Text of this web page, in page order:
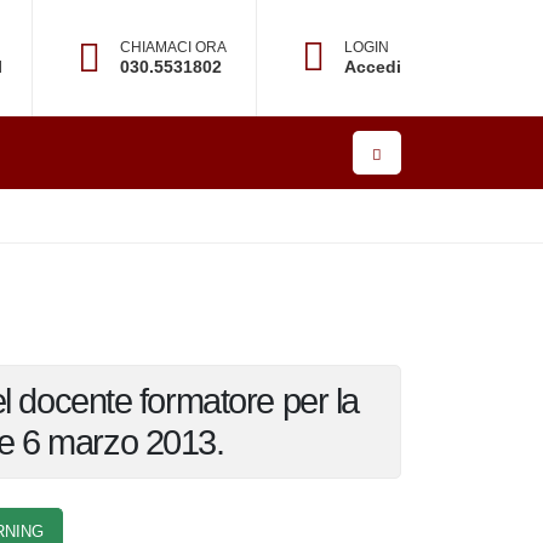
CHIAMACI ORA
030.5531802
LOGIN
Accedi
del docente formatore
6 marzo 2013.